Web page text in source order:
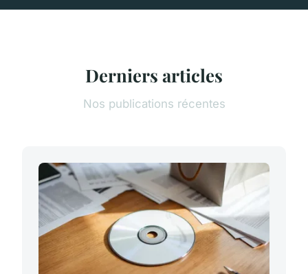
Derniers articles
Nos publications récentes